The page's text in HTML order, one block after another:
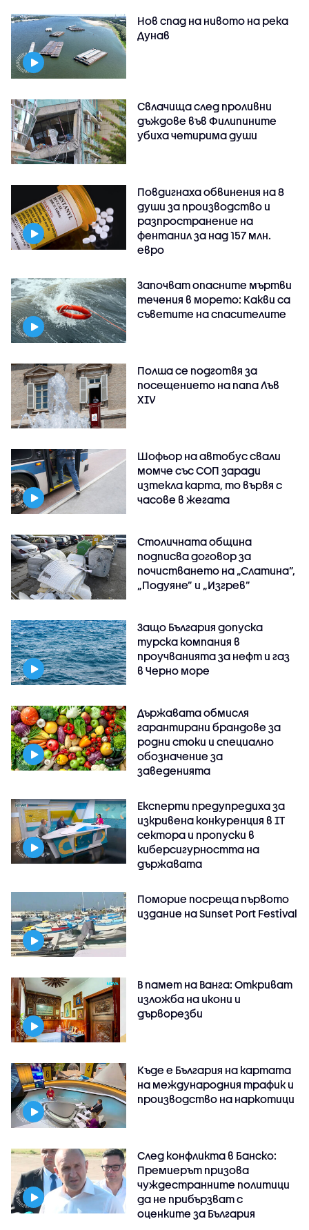
Нов спад на нивото на река
Дунав
Свлачища след проливни
дъждове във Филипините
убиха четирима души
Повдигнаха обвинения на 8
души за производство и
разпространение на
фентанил за над 157 млн.
евро
Започват опасните мъртви
течения в морето: Какви са
съветите на спасителите
Полша се подготвя за
посещението на папа Лъв
XIV
Шофьор на автобус свали
момче със СОП заради
изтекла карта, то вървя с
часове в жегата
Столичната община
подписва договор за
почистването на „Слатина”,
„Подуяне” и „Изгрев”
Защо България допуска
турска компания в
проучванията за нефт и газ
в Черно море
Държавата обмисля
гарантирани брандове за
родни стоки и специално
обозначение за
заведенията
Експерти предупредиха за
изкривена конкуренция в IT
сектора и пропуски в
киберсигурността на
държавата
Поморие посреща първото
издание на Sunset Port Festival
В памет на Ванга: Откриват
изложба на икони и
дърворезби
Къде е България на картата
на международния трафик и
производство на наркотици
След конфликта в Банско:
Премиерът призова
чуждестранните политици
да не прибързват с
оценките за България